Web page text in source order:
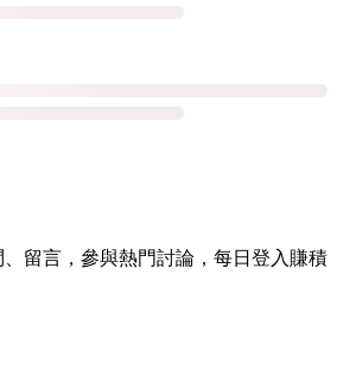
留言，參與熱門討論，每日登入賺積